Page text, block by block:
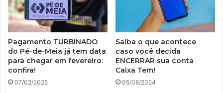
Pagamento TURBINADO
do Pé-de-Meia já tem data
para chegar em fevereiro:
confira!
07/02/2025
Saiba o que acontece
caso você decida
ENCERRAR sua conta
Caixa Tem!
05/08/2024